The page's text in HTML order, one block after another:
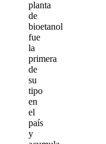
planta
de
bioetanol
fue
la
primera
de
su
tipo
en
el
país
y